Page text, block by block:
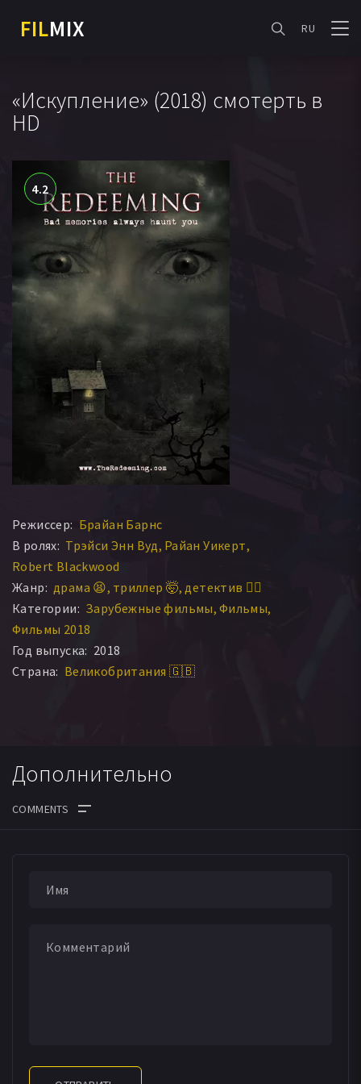
FILMIX RU
«Искупление» (2018) смотерть в
HD
4.2
Режиссер: Брайан Барнс
В ролях: Трэйси Энн Вуд Райан Уикерт
Robert Blackwood
Жанр: драма 😫 триллер 🤯 детектив 🕵️‍♂️
Категории: Зарубежные фильмы Фильмы
Фильмы 2018
Год выпуска: 2018
Страна: Великобритания 🇬🇧
Дополнительно